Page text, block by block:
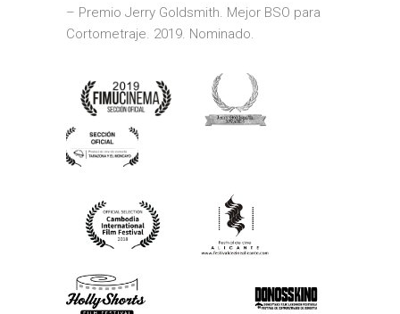
– Premio Jerry Goldsmith. Mejor BSO para
Cortometraje. 2019. Nominado.